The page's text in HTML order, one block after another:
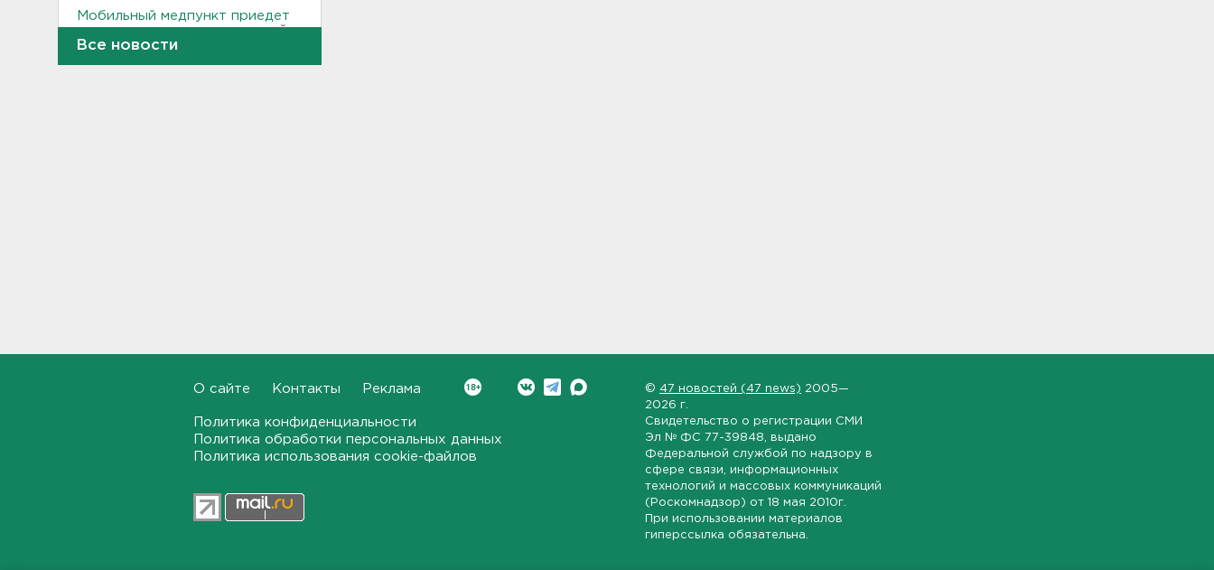
Мобильный медпункт приедет
проверять здоровье жителей
Соснового Бора
18:18, 07.08.2026
для участников СВО и их
детей поступили 3,4 тысячи
Все новости
О сайте Контакты Реклама
Политика конфиденциальности
Политика обработки персональных данных
Политика использования cookie-файлов
© 47 новостей (47 news) 2005—
2026 г.
Свидетельство о регистрации СМИ
Эл № ФС 77-39848 , выдано
Федеральной службой по надзору в
сфере связи, информационных
технологий и массовых коммуникаций
(Роскомнадзор) от 18 мая 2010г.
При использовании материалов
гиперссылка обязательна.